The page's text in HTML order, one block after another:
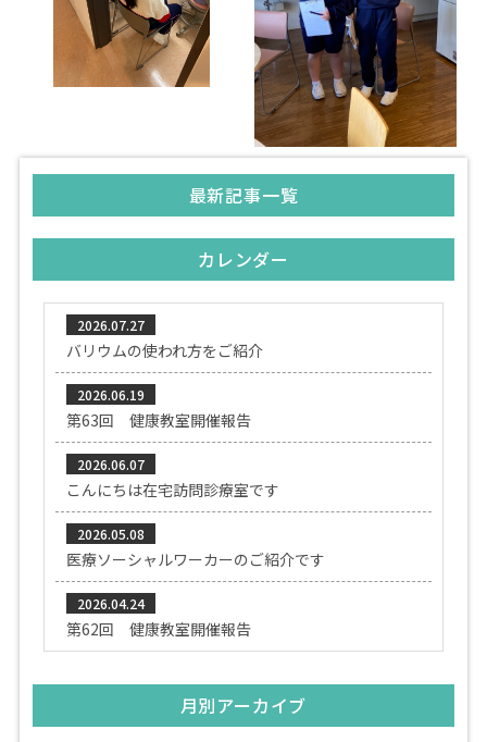
最新記事一覧
カレンダー
2026.07.27
バリウムの使われ方をご紹介
2026.06.19
第63回 健康教室開催報告
2026.06.07
こんにちは在宅訪問診療室です
2026.05.08
医療ソーシャルワーカーのご紹介です
2026.04.24
第62回 健康教室開催報告
月別アーカイブ